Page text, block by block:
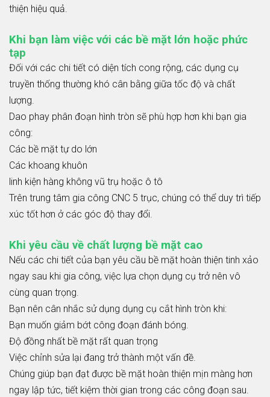
thiện hiệu quả.
Khi bạn làm việc với các bề mặt lớn hoặc phức
tạp
Đối với các chi tiết có diện tích cong rộng, các dụng cụ
truyền thống thường khó cân bằng giữa tốc độ và chất
lượng.
Dao phay phân đoạn hình tròn sẽ phù hợp hơn khi bạn gia
công:
Các bề mặt tự do lớn
Các khoang khuôn
linh kiện hàng không vũ trụ hoặc ô tô
Trên trung tâm gia công CNC 5 trục, chúng có thể duy trì tiếp
xúc tốt hơn ở các góc độ thay đổi.
Khi yêu cầu về chất lượng bề mặt cao
Nếu các chi tiết của bạn yêu cầu bề mặt hoàn thiện tinh xảo
ngay sau khi gia công, việc lựa chọn dụng cụ trở nên vô
cùng quan trọng.
Bạn nên cân nhắc sử dụng dụng cụ cắt hình tròn khi:
Bạn muốn giảm bớt công đoạn đánh bóng.
Độ đồng nhất bề mặt rất quan trọng
Việc chỉnh sửa lại đang trở thành một vấn đề.
Chúng giúp bạn đạt được bề mặt hoàn thiện mịn màng hơn
ngay lập tức, tiết kiệm thời gian trong các công đoạn sau.